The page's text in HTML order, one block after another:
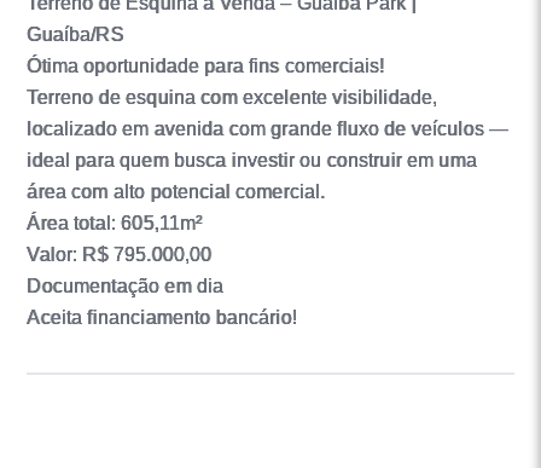
Guaíba/RS
Ótima oportunidade para fins comerciais!
Terreno de esquina com excelente visibilidade,
localizado em avenida com grande fluxo de veículos —
ideal para quem busca investir ou construir em uma
área com alto potencial comercial.
Área total: 605,11m²
Valor: R$ 795.000,00
Documentação em dia
Aceita financiamento bancário!